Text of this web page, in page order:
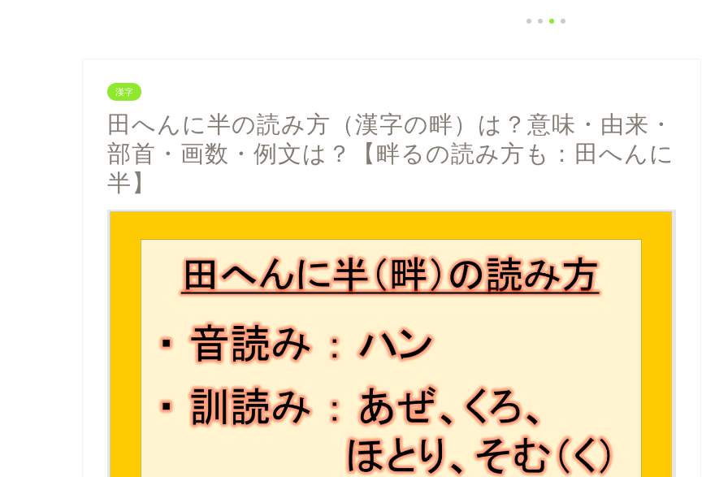
漢字
田へんに半の読み方（漢字の畔）は？意味・由来・
部首・画数・例文は？【畔るの読み方も：田へんに
半】